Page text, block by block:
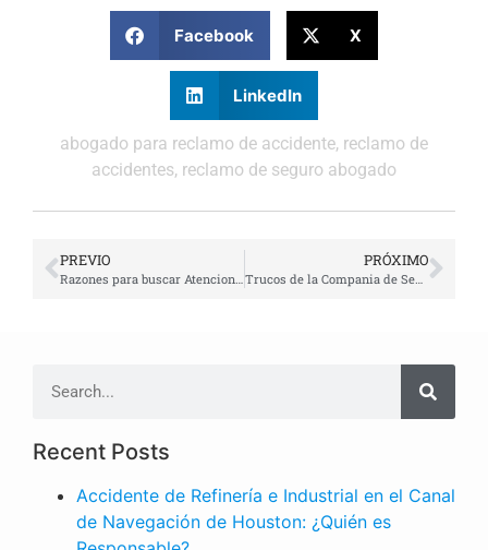
Facebook X
LinkedIn
abogado para reclamo de accidente, reclamo de
accidentes, reclamo de seguro abogado
PREVIO
Razones para buscar Atencion Medica despues de un Accidente Automovilistico
PRÓXIMO
Trucos de la Compania de Seguro de Carro | Abogado Javier Marcos
Recent Posts
Accidente de Refinería e Industrial en el Canal
de Navegación de Houston: ¿Quién es